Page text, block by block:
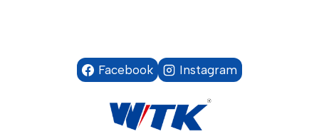
Facebook Instagram